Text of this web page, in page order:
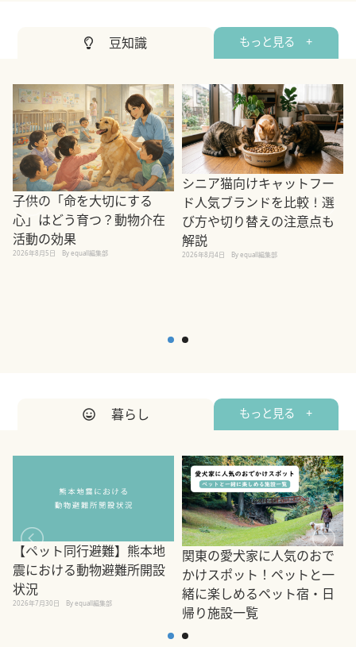
豆知識 もっと見る +
子供の「命を大切にする
心」はどう育つ？動物介在
活動の効果
2026年8月5日 By equall編集部
シニア猫向けキャットフー
ド人気ブランドを比較！選
び方や切り替えの注意点も
解説
2026年8月4日 By equall編集部
暮らし もっと見る +
【ペット同行避難】熊本地
震における動物避難所開設
状況
2026年7月30日 By equall編集部
関東の愛犬家に人気のおで
かけスポット！ペットと一
緒に楽しめるペット宿・日
帰り施設一覧